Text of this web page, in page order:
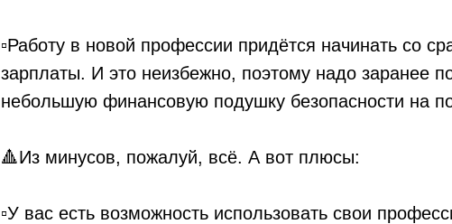
▫️Работу в новой профессии придётся начинать со
зарплаты. И это неизбежно, поэтому надо заранее
небольшую финансовую подушку безопасности на
🔺Из минусов, пожалуй, всё. А вот плюсы:
▫️У вас есть возможность использовать свои